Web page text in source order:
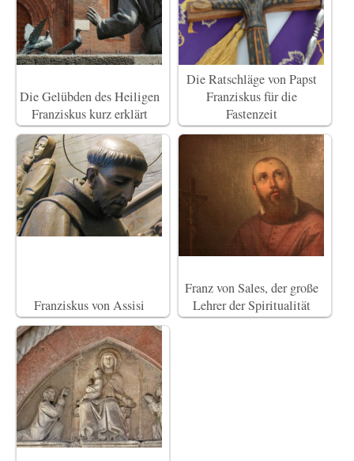
Die Gelübden des Heiligen
Franziskus kurz erklärt
Die Ratschläge von Papst
Franziskus für die
Fastenzeit
Franziskus von Assisi
Franz von Sales, der große
Lehrer der Spiritualität